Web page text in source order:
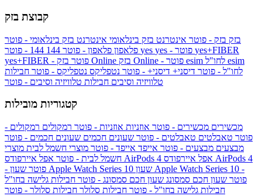
קבוצת בזק
בזק בזק - פוטר אינטרנט בזק בינלאומי אינטרנט בזק בינלאומי - פוטר
פלאפון פלאפון - פוטר 144 yes
yes+FIBER
yes+FIBER - פוטר בזק Online
esim
לחו"ל - פוטר דיסני+ דיסני+ - פוטר נטפליקס נטפליקס - פוטר חבילות
טלוויזיה וסיבים חבילות טלוויזיה וסיבים - פוטר
קטגוריות מובילות
מכשירים מכשירים - פוטר אוזניות אוזניות - פוטר רמקולים רמקולים -
פוטר טאבלטים טאבלטים - פוטר שעונים חכמים שעונים חכמים - פוטר
מבצעים מבצעים - פוטר אייפד אייפד - פוטר מוצרי חשמל לבית מוצרי
חשמל לבית - פוטר אפל איירפודס AirPods 4 אפל איירפודס AirPods 4
- פוטר שעון Apple Watch Series 10 שעון Apple Watch Series 10 -
פוטר שעון חכם סמסונג שעון חכם סמסונג - פוטר חבילות גלישה בחו"ל
חבילות גלישה בחו"ל - פוטר חבילות סלולר חבילות סלולר - פוטר